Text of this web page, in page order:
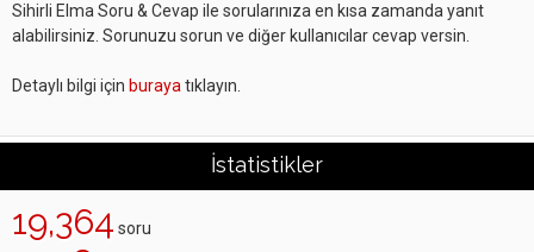
Sihirli Elma Soru & Cevap ile sorularınıza en kısa zamanda yanıt
alabilirsiniz. Sorunuzu sorun ve diğer kullanıcılar cevap versin.
Detaylı bilgi için buraya tıklayın.
İstatistikler
19,364 soru